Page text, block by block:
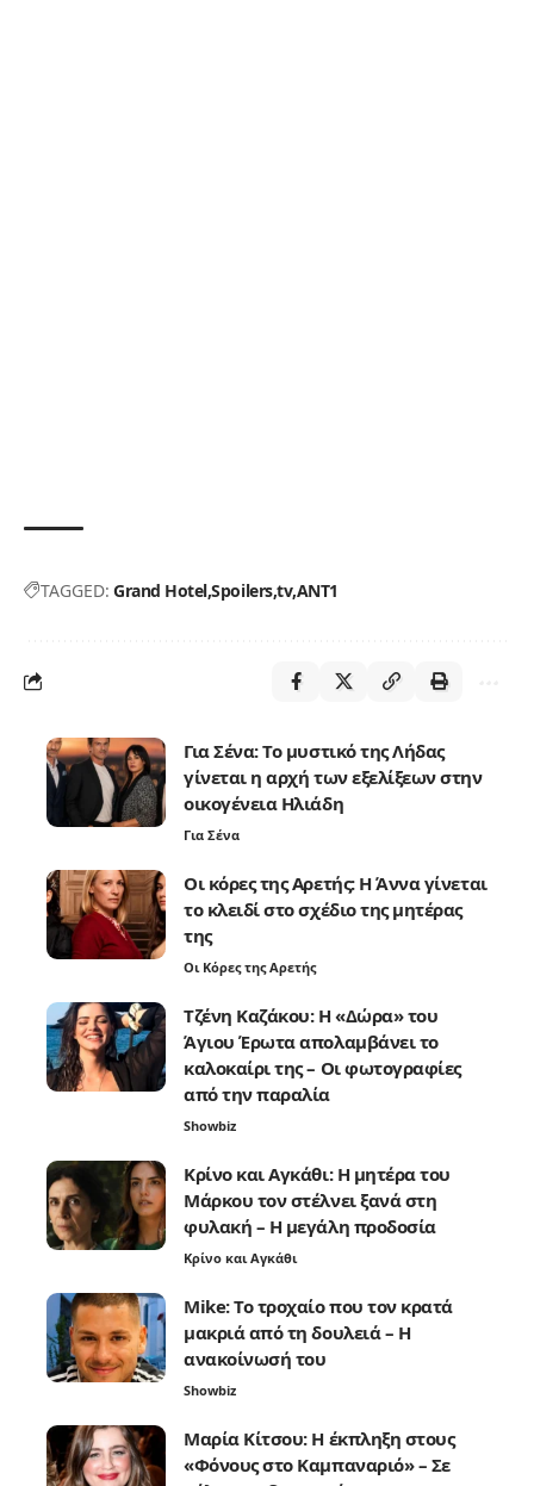
TAGGED: Grand HotelSpoilerstvΑΝΤ1
Για Σένα: Το μυστικό της Λήδας
γίνεται η αρχή των εξελίξεων στην
οικογένεια Ηλιάδη
Για Σένα
Οι κόρες της Αρετής: Η Άννα γίνεται
το κλειδί στο σχέδιο της μητέρας
της
Οι Κόρες της Αρετής
Τζένη Καζάκου: Η «Δώρα» του
Άγιου Έρωτα απολαμβάνει το
καλοκαίρι της – Οι φωτογραφίες
από την παραλία
Showbiz
Κρίνο και Αγκάθι: Η μητέρα του
Μάρκου τον στέλνει ξανά στη
φυλακή – Η μεγάλη προδοσία
Κρίνο και Αγκάθι
Mike: Το τροχαίο που τον κρατά
μακριά από τη δουλειά – Η
ανακοίνωσή του
Showbiz
Μαρία Κίτσου: Η έκπληξη στους
«Φόνους στο Καμπαναριό» – Σε